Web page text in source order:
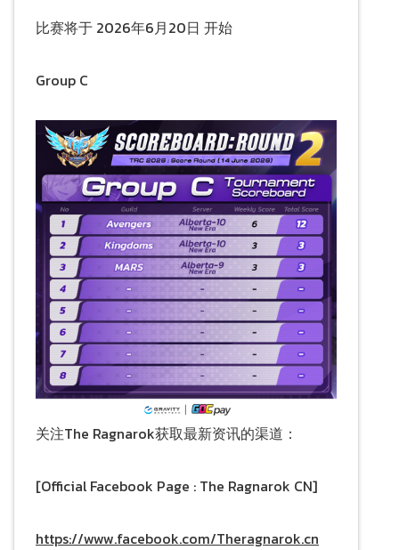
比赛将于 2026年6月20日 开始
Group C
关注The Ragnarok获取最新资讯的渠道：
[Official Facebook Page : The Ragnarok CN]
https://www.facebook.com/Theragnarok.cn